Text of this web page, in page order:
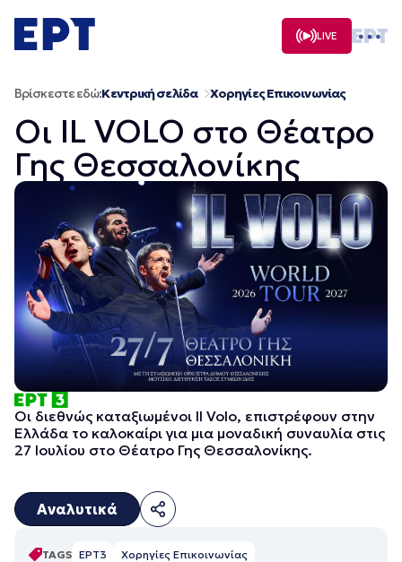
σε
περιεχόμενο
LIVE
Βρίσκεστε εδώ:Κεντρική σελίδα Χορηγίες Επικοινωνίας
Οι IL VOLO στο Θέατρο
Γης Θεσσαλονίκης
Οι διεθνώς καταξιωμένοι Il Volo, επιστρέφουν στην
Ελλάδα το καλοκαίρι για μια μοναδική συναυλία στις
27 Ιουλίου στο Θέατρο Γης Θεσσαλονίκης.
Αναλυτικά
TAGS ΕΡΤ3 Χορηγίες Επικοινωνίας